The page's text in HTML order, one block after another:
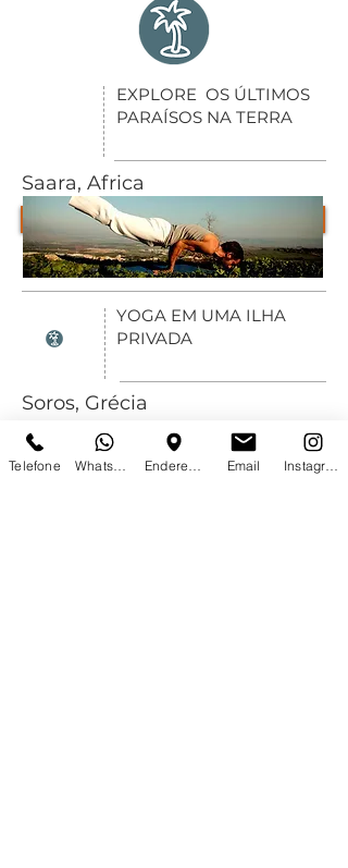
EXPLORE OS ÚLTIMOS
PARAÍSOS NA TERRA
Saara, Africa
Saiba Mais
YOGA EM UMA ILHA
PRIVADA
Soros, Grécia
Saiba Mais
Telefone Email